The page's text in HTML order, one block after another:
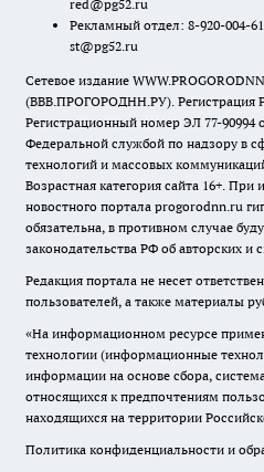
red@pg52.ru
Рекламный отдел: 8-920-004-
st@pg52.ru
Сетевое издание
(ВВВ.ПРОГОРОДНН.РУ). Регистрация
Регистрационный номер ЭЛ 77-90994
Федеральной службой по надзору в
технологий и массовых
Возрастная категория сайта 16+.
новостного портала progorodnn.ru
обязательна, в противном случае
законодательства РФ об авторских и
Редакция портала не несет
пользователей, а также материалы
«На информационном ресурсе
технологии (информационные
информации на основе сбора,
относящихся к предпочтениям
находящихся на территории
Политика конфиденциальности и